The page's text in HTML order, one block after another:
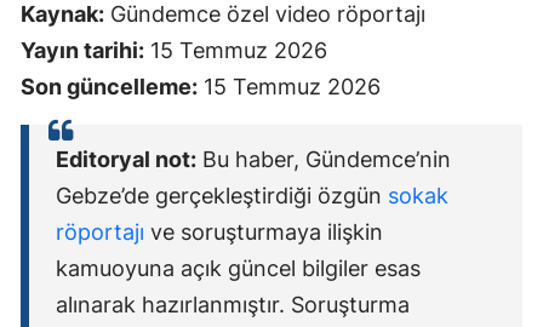
Kaynak: Gündemce özel video röportajı
Yayın tarihi: 15 Temmuz 2026
Son güncelleme: 15 Temmuz 2026
Editoryal not: Bu haber, Gündemce’nin
Gebze’de gerçekleştirdiği özgün sokak
röportajı ve soruşturmaya ilişkin
kamuoyuna açık güncel bilgiler esas
alınarak hazırlanmıştır. Soruşturma